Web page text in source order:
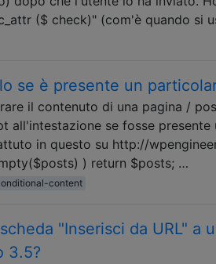
($ check)" (com'è quando si
se è presente un
il contenuto di una pagina /
all'intestazione se fosse
in questo su http://
) return $posts; …
content
"Inserisci da URL" a
3.5?